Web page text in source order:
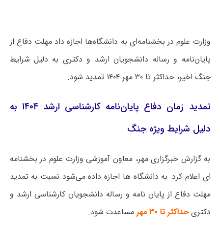
وزارت علوم در بخشنامه‌ای به دانشگاه‌ها اجازه داد مهلت دفاع از
پایان‌نامه و رساله دانشجویان ارشد و دکتری به دلیل شرایط
جنگ اخیر، حداکثر تا ۳۰ مهر ۱۴۰۴ تمدید شود.
تمدید زمان دفاع پایان‌نامه‌ کارشناسی ارشد ۱۴۰۴ به
دلیل شرایط ویژه جنگ
به گزارش خبرگزاری مهر، معاون آموزشی وزارت علوم در بخشنامه
ای اعلام کرد: به دانشگاه ها اجازه داده می‌شود نسبت به تمدید
مهلت دفاع از پایان نامه و رساله دانشجویان کارشناسی ارشد و
دکتریحداکثر تا ۳۰ مهر مساعدت شود.